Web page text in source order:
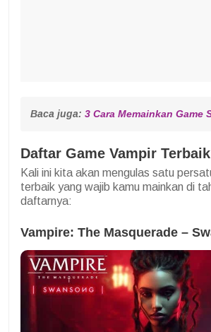
Baca juga: 3 Cara Memainkan Game
Daftar Game Vampir
Kali ini kita akan mengulas satu
terbaik yang wajib kamu mainkan di
daftarnya:
Vampire: The Masquerade –